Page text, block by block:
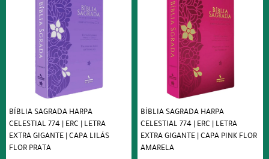
BÍBLIA SAGRADA HARPA
CELESTIAL 774 | ERC | LETRA
EXTRA GIGANTE | CAPA LILÁS
FLOR PRATA
BÍBLIA SAGRADA HARPA
CELESTIAL 774 | ERC | LETRA
EXTRA GIGANTE | CAPA PINK FLOR
AMARELA